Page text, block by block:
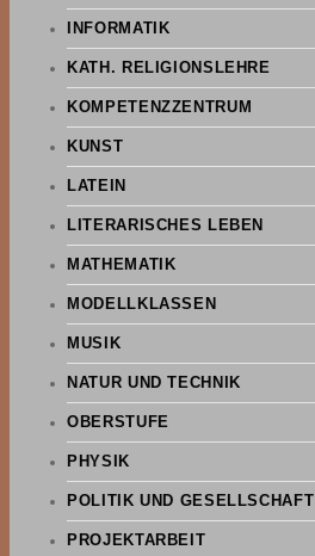
INFORMATIK
KATH. RELIGIONSLEHRE
KOMPETENZZENTRUM
KUNST
LATEIN
LITERARISCHES LEBEN
MATHEMATIK
MODELLKLASSEN
MUSIK
NATUR UND TECHNIK
OBERSTUFE
PHYSIK
POLITIK UND GESELLSCHAFT
PROJEKTARBEIT